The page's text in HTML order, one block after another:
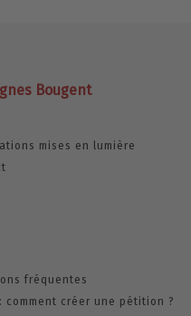
Bougent
mises en lumière
fréquentes
comment créer une pétition ?